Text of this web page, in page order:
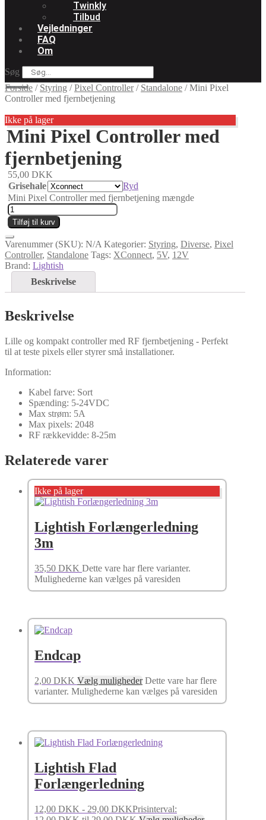
Twinkly
Tilbud
Vejledninger
FAQ
Om
Søg
Forside / Styring /Pixel Controller/ Standalone /Mini Pixel
Controller med fjernbetjening
Ikke på lager
Mini Pixel Controller med
fjernbetjening
55,00 DKK
Grisehale
Ryd
Mini Pixel Controller med fjernbetjening mængde
Tilføj til kurv
Varenummer (SKU): N/A Kategorier: Styring, Diverse, Pixel
Controller, Standalone Tags: XConnect, 5V, 12V
Brand: Lightish
Beskrivelse
Beskrivelse
Lille og kompakt controller med RF fjernbetjening - Perfekt
til at teste pixels eller styrer små installationer.
Information:
Kabel farve: Sort
Spænding: 5-24VDC
Max strøm: 5A
Max pixels: 2048
RF rækkevidde: 8-25m
Relaterede varer
Ikke på lager
Lightish Forlængerledning
3m
35,50 DKK Dette vare har flere varianter.
Mulighederne kan vælges på varesiden
Endcap
2,00 DKK Vælg muligheder Dette vare har flere
varianter. Mulighederne kan vælges på varesiden
Lightish Flad
Forlængerledning
12,00 DKK - 29,00 DKKPrisinterval: